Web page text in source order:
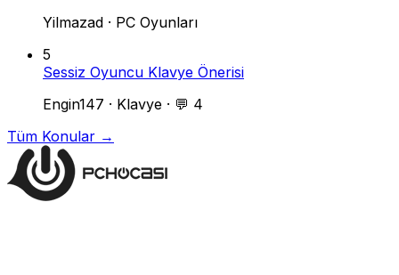
Yilmazad · PC Oyunları
5
Sessiz Oyuncu Klavye Önerisi
Engin147 · Klavye · 💬 4
Tüm Konular →